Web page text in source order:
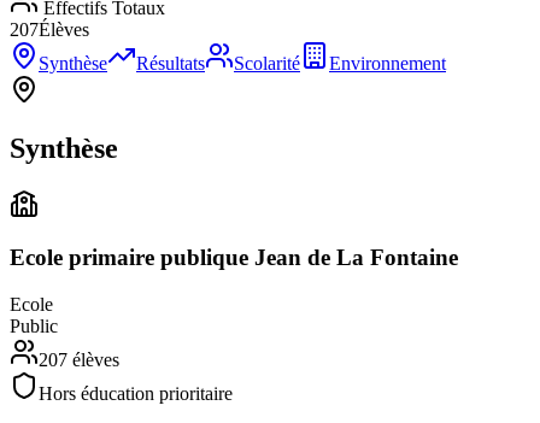
Effectifs Totaux
207Élèves
Synthèse
Résultats Scolarité Environnement
Synthèse
Ecole primaire publique Jean de La Fontaine
Ecole
Public
207 élèves
Hors éducation prioritaire